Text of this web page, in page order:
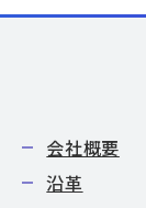
会社概要
沿革